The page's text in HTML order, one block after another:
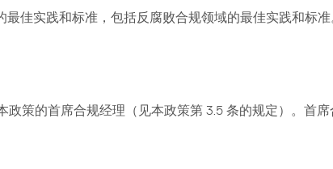
佳实践和标准，包括反腐败合规领域的最佳实践和标准
策的首席合规经理（见本政策第 3.5 条的规定）。首